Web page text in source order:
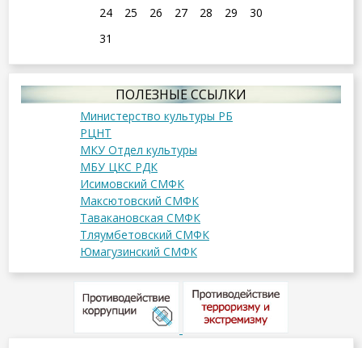
24
25 26 27 28 29
30
31
ПОЛЕЗНЫЕ ССЫЛКИ
Министерство культуры РБ
РЦНТ
МКУ Отдел культуры
МБУ ЦКС РДК
Исимовский СМФК
Максютовский СМФК
Тавакановская СМФК
Тляумбетовский СМФК
Юмагузинский СМФК